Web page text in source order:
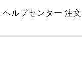
Skip
Main
ヘルプセンター 注文